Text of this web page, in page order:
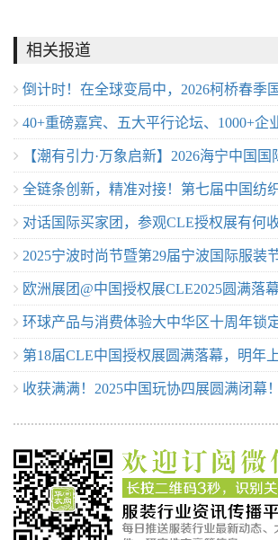
相关报道
倒计时！在全球变局中，2026柯桥春季
得期待？
40+重磅嘉宾、五大平行论坛、1000+企
等你来！
【潮有引力·万象启新】2026海宁中国
辅料展盛大开幕
全链条创新，精准对接！第七届中国纺
幕对话国际买家团，参观CLE授权展有何收
2025宁波时尚节暨第29届宁波国际服装
幕欧洲展团@中国授权展CLE2025圆满落
环球产品与消费体验大中华区十周年锁
第18届CLE中国授权展圆满落幕，明年
章收获满满！2025中国玩协四展圆满闭幕